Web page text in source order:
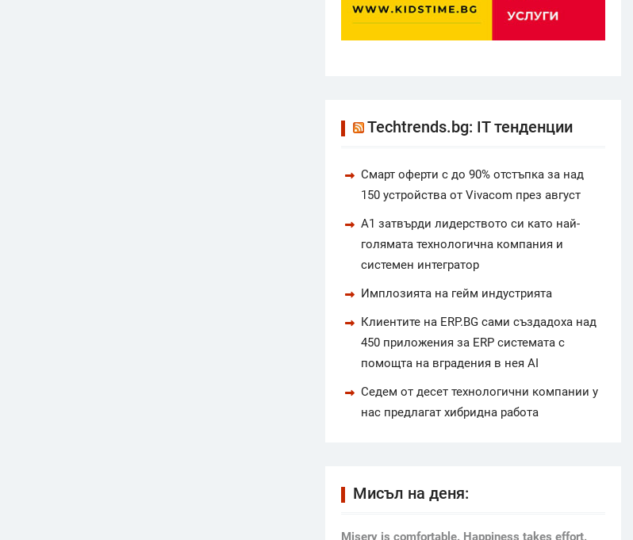
Techtrends.bg: IT тенденции
Смарт оферти с до 90% отстъпка за над
150 устройства от Vivacom през август
А1 затвърди лидерството си като най-
голямата технологична компания и
системен интегратор
Имплозията на гейм индустрията
Клиентите на ERP.BG сами създадоха над
450 приложения за ERP системата с
помощта на вградения в нея AI
Седем от десет технологични компании у
нас предлагат хибридна работа
Мисъл на деня:
Мisery is comfortable. Happiness takes effort.